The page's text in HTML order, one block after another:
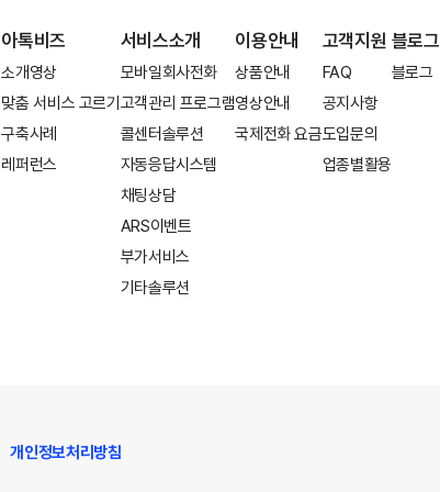
아톡비즈
소개영상
맞춤 서비스 고르기
구축사례
레퍼런스
서비스소개
모바일회사전화
고객관리 프로그램
콜센터솔루션
자동응답시스템
채팅상담
ARS이벤트
부가서비스
기타솔루션
이용안내
상품안내
영상안내
국제전화 요금
고객지원
FAQ
공지사항
도입문의
업종별활용
블로그
블로그
개인정보처리방침